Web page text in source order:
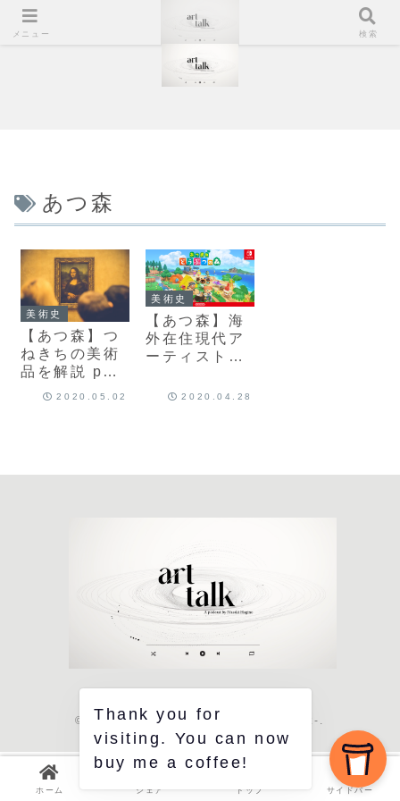
あつ森
美術史
【あつ森】つ
ねきちの美術
品を解説 part
2 – レオナル
2020.05.02
美術史
【あつ森】海
外在住現代ア
ーティストが
術品を解説し
2020.04.28
© 2018 絵を描いて生きる -Life of Art-.
メニュー 検索
ホーム シェア トップ サイドバー
Thank you for
visiting. You can now
buy me a coffee!